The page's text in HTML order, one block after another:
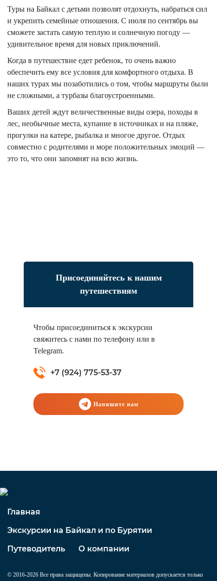
Туры на Байкал с детьми позволят отдохнуть, набраться сил
и укрепить семейные отношения. С июля по сентябрь вы
сможете застать самую теплую и солнечную погоду —
удивительное время для новых приключений.
Когда в путешествие едет ребенок, то очень важно
обеспечить ему все условия для комфортного отдыха. В
наших турах мы позаботились о том, чтобы маршруты были
не сложными, а турбазы благоустроенными.
Ваших детей ждут величественные виды озера, походы в
лес, необычные места, купание в источниках и на пляже,
прогулки на катере, рыбалка и многое другое. Отдых
совместно с родителями и море положительных эмоций —
это то, что они запомнят на всю жизнь.
Присоединяйтесь к нашим
путешествиям
Чтобы присоединиться к экскурсии
свяжитесь с нами по телефону или в
Telegram.
+7 (924) 775-53-37
Напишите нам
Главная
Экскурсии на Байкал и по Бурятии
Путеводитель
О компании
© 2016-2026 Все права защищены. Копирование материалов допускается только